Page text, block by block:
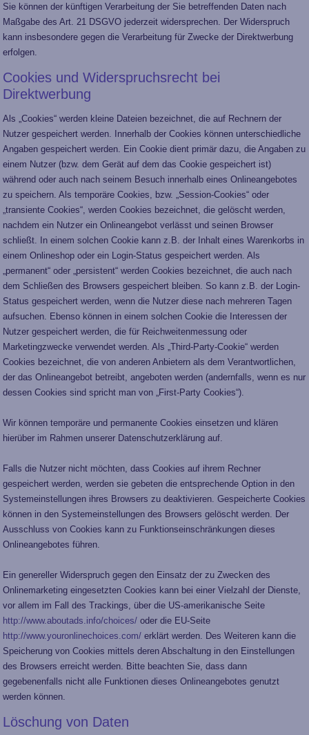
Sie können der künftigen Verarbeitung der Sie betreffenden Daten nach
Maßgabe des Art. 21 DSGVO jederzeit widersprechen. Der Widerspruch
kann insbesondere gegen die Verarbeitung für Zwecke der Direktwerbung
erfolgen.
Cookies und Widerspruchsrecht bei
Direktwerbung
Als „Cookies“ werden kleine Dateien bezeichnet, die auf Rechnern der
Nutzer gespeichert werden. Innerhalb der Cookies können unterschiedliche
Angaben gespeichert werden. Ein Cookie dient primär dazu, die Angaben zu
einem Nutzer (bzw. dem Gerät auf dem das Cookie gespeichert ist)
während oder auch nach seinem Besuch innerhalb eines Onlineangebotes
zu speichern. Als temporäre Cookies, bzw. „Session-Cookies“ oder
„transiente Cookies“, werden Cookies bezeichnet, die gelöscht werden,
nachdem ein Nutzer ein Onlineangebot verlässt und seinen Browser
schließt. In einem solchen Cookie kann z.B. der Inhalt eines Warenkorbs in
einem Onlineshop oder ein Login-Status gespeichert werden. Als
„permanent“ oder „persistent“ werden Cookies bezeichnet, die auch nach
dem Schließen des Browsers gespeichert bleiben. So kann z.B. der Login-
Status gespeichert werden, wenn die Nutzer diese nach mehreren Tagen
aufsuchen. Ebenso können in einem solchen Cookie die Interessen der
Nutzer gespeichert werden, die für Reichweitenmessung oder
Marketingzwecke verwendet werden. Als „Third-Party-Cookie“ werden
Cookies bezeichnet, die von anderen Anbietern als dem Verantwortlichen,
der das Onlineangebot betreibt, angeboten werden (andernfalls, wenn es nur
dessen Cookies sind spricht man von „First-Party Cookies“).
Wir können temporäre und permanente Cookies einsetzen und klären
hierüber im Rahmen unserer Datenschutzerklärung auf.
Falls die Nutzer nicht möchten, dass Cookies auf ihrem Rechner
gespeichert werden, werden sie gebeten die entsprechende Option in den
Systemeinstellungen ihres Browsers zu deaktivieren. Gespeicherte Cookies
können in den Systemeinstellungen des Browsers gelöscht werden. Der
Ausschluss von Cookies kann zu Funktionseinschränkungen dieses
Onlineangebotes führen.
Ein genereller Widerspruch gegen den Einsatz der zu Zwecken des
Onlinemarketing eingesetzten Cookies kann bei einer Vielzahl der Dienste,
vor allem im Fall des Trackings, über die US-amerikanische Seite
http://www.aboutads.info/choices/ oder die EU-Seite
http://www.youronlinechoices.com/ erklärt werden. Des Weiteren kann die
Speicherung von Cookies mittels deren Abschaltung in den Einstellungen
des Browsers erreicht werden. Bitte beachten Sie, dass dann
gegebenenfalls nicht alle Funktionen dieses Onlineangebotes genutzt
werden können.
Löschung von Daten